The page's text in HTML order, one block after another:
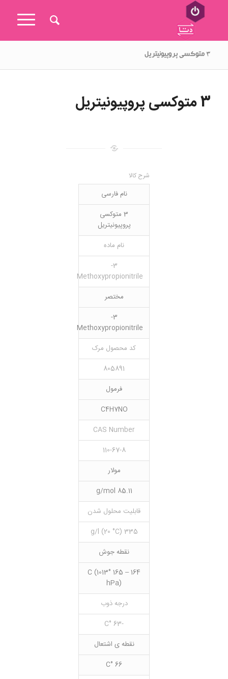
۳ متوکسی پروپیونیتریل
3 متوکسی پروپیونیتریل
شرح کالا
نام فارسی
3 متوکسی
پروپیونیتریل
نام ماده
3-
Methoxypropionitrile
مختصر
3-
Methoxypropionitrile
کد محصول مرک
805891
فرمول
C4H7NO
CAS Number
110-67-8
مولار
85.11 g/mol
قابلیت محلول شدن
335 g/l (20 °C)
نقطه جوش
164 – 165 °C (1013
hPa)
درجه ذوب
-63 °C
نقطه ی اشتعال
66 °C